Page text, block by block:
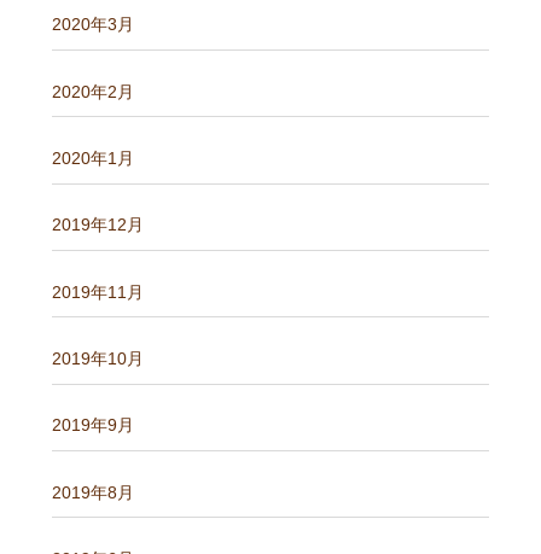
2020年3月
2020年2月
2020年1月
2019年12月
2019年11月
2019年10月
2019年9月
2019年8月